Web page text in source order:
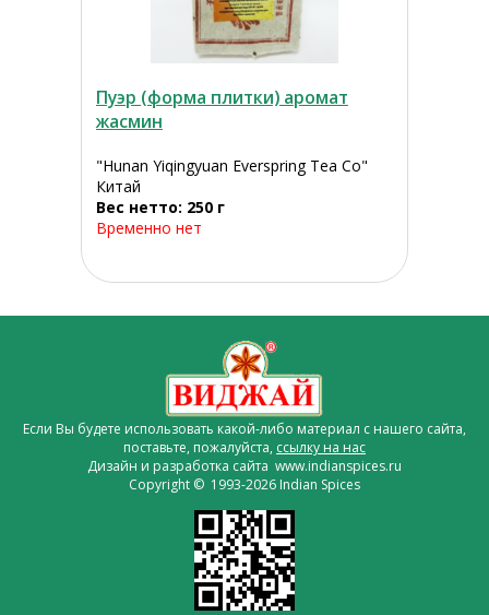
Пуэр (форма плитки) аромат
жасмин
"Hunan Yiqingyuan Everspring Tea Co"
Китай
Вес нетто: 250 г
Временно нет
Если Вы будете использовать какой-либо материал с нашего сайта,
поставьте, пожалуйста, ссылку на нас
Дизайн и разработка сайта www.indianspices.ru
Copyright © 1993-2026 Indian Spices